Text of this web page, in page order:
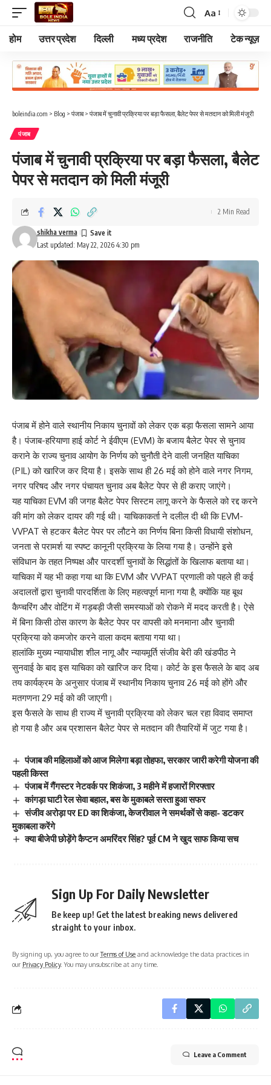
Font
Resizer
Aa
होम उत्तर प्रदेश दिल्ली मध्य प्रदेश राजनीति टेक न्यूज़
boleindia.com > Blog > पंजाब> पंजाब में चुनावी प्रक्रिया पर बड़ा फैसला, बैलेट पेपर से मतदान को मिली मंजूरी
पंजाब
पंजाब में चुनावी प्रक्रिया पर बड़ा फैसला, बैलेट
पेपर से मतदान को मिली मंजूरी
Last updated: May 22, 2026 4:30 pm
shikha verma
2 Min Read
पंजाब में होने वाले स्थानीय निकाय चुनावों को लेकर एक बड़ा फैसला सामने आया
है। पंजाब-हरियाणा हाई कोर्ट ने ईवीएम (EVM) के बजाय बैलेट पेपर से चुनाव
कराने के राज्य चुनाव आयोग के निर्णय को चुनौती देने वाली जनहित याचिका
(PIL) को खारिज कर दिया है। इसके साथ ही 26 मई को होने वाले नगर निगम,
नगर परिषद और नगर पंचायत चुनाव अब बैलेट पेपर से ही कराए जाएंगे।
यह याचिका EVM की जगह बैलेट पेपर सिस्टम लागू करने के फैसले को रद्द करने
की मांग को लेकर दायर की गई थी। याचिकाकर्ता ने दलील दी थी कि EVM-
VVPAT से हटकर बैलेट पेपर पर लौटने का निर्णय बिना किसी विधायी संशोधन,
जनता से परामर्श या स्पष्ट कानूनी प्रक्रिया के लिया गया है। उन्होंने इसे
संविधान के तहत निष्पक्ष और पारदर्शी चुनावों के सिद्धांतों के खिलाफ बताया था।
याचिका में यह भी कहा गया था कि EVM और VVPAT प्रणाली को पहले ही कई
अदालतों द्वारा चुनावी पारदर्शिता के लिए महत्वपूर्ण माना गया है, क्योंकि यह बूथ
कैप्चरिंग और वोटिंग में गड़बड़ी जैसी समस्याओं को रोकने में मदद करती है। ऐसे
में बिना किसी ठोस कारण के बैलेट पेपर पर वापसी को मनमाना और चुनावी
प्रक्रिया को कमजोर करने वाला कदम बताया गया था।
हालांकि मुख्य न्यायाधीश शील नागू और न्यायमूर्ति संजीव बेरी की खंडपीठ ने
सुनवाई के बाद इस याचिका को खारिज कर दिया। कोर्ट के इस फैसले के बाद अब
तय कार्यक्रम के अनुसार पंजाब में स्थानीय निकाय चुनाव 26 मई को होंगे और
मतगणना 29 मई को की जाएगी।
इस फैसले के साथ ही राज्य में चुनावी प्रक्रिया को लेकर चल रहा विवाद समाप्त
हो गया है और अब प्रशासन बैलेट पेपर से मतदान की तैयारियों में जुट गया है।
पंजाब की महिलाओं को आज मिलेगा बड़ा तोहफा, सरकार जारी करेगी योजना की
पहली किस्त
पंजाब में गैंगस्टर नेटवर्क पर शिकंजा, 3 महीने में हजारों गिरफ्तार
कांगड़ा घाटी रेल सेवा बहाल, बस के मुकाबले सस्ता हुआ सफर
संजीव अरोड़ा पर ED का शिकंजा, केजरीवाल ने समर्थकों से कहा- डटकर
मुकाबला करेंगे
क्या बीजेपी छोड़ेंगे कैप्टन अमरिंदर सिंह? पूर्व CM ने खुद साफ किया सच
Sign Up For Daily Newsletter
Be keep up! Get the latest breaking news delivered
straight to your inbox.
By signing up, you agree to ourTerms of Use and acknowledge the data practices in
our Privacy Policy. You may unsubscribe at any time.
Leave a Comment